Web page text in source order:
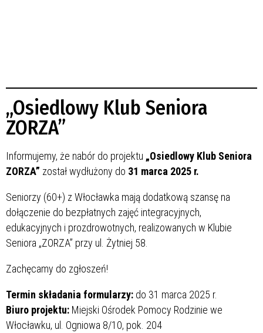
„Osiedlowy Klub Seniora
ZORZA”
Informujemy, że nabór do projektu „Osiedlowy Klub Seniora
ZORZA” został wydłużony do 31 marca 2025 r.
Seniorzy (60+) z Włocławka mają dodatkową szansę na
dołączenie do bezpłatnych zajęć integracyjnych,
edukacyjnych i prozdrowotnych, realizowanych w Klubie
Seniora „ZORZA” przy ul. Żytniej 58.
Zachęcamy do zgłoszeń!
Termin składania formularzy: do 31 marca 2025 r.
Biuro projektu: Miejski Ośrodek Pomocy Rodzinie we
Włocławku, ul. Ogniowa 8/10, pok. 204